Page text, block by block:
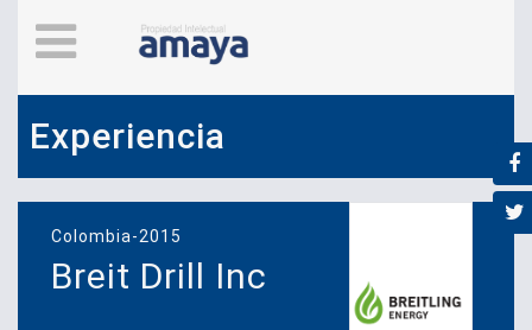
Experiencia
Colombia-2015
Breit Drill Inc